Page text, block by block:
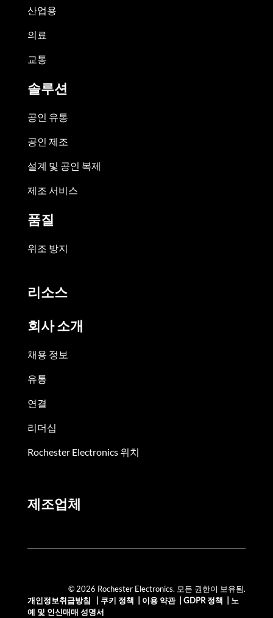
산업용
의료
교통
솔루션
공인 유통
공인 제조
설계 및 공인 복제
제조 서비스
품질
위조 방지
리소스
회사 소개
채용 정보
유통
연결
리더십
Rochester Electronics 위치
제조업체
© 2026 Rochester Electronics. 모든 권한이 보유됨.
개인정보취급방침
쿠키 정책 이용 약관| GDPR 정책
노
예 및 인신매매 성명서